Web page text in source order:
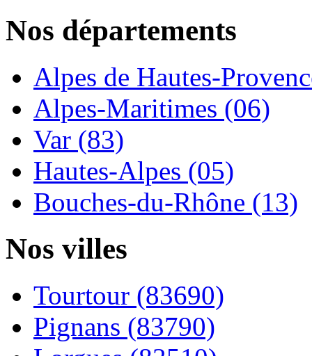
Nos départements
Alpes de Hautes-
Alpes-Maritimes (06)
Var (83)
Hautes-Alpes (05)
Bouches-du-Rhône (13)
Nos villes
Tourtour (83690)
Pignans (83790)